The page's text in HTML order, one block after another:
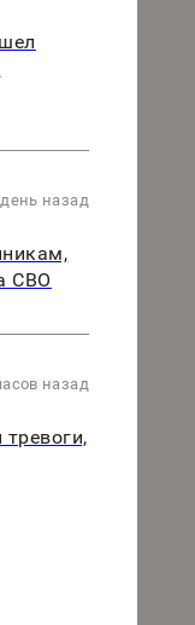
день назад
СВО
назад